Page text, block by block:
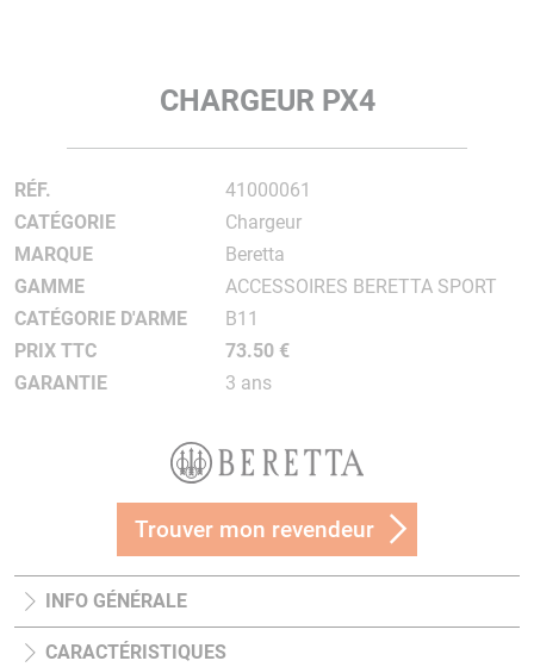
CHARGEUR PX4
RÉF.
41000061
CATÉGORIE
Chargeur
MARQUE
Beretta
GAMME
ACCESSOIRES BERETTA SPORT
CATÉGORIE D'ARME
B11
PRIX TTC
73.50 €
GARANTIE
3 ans
Trouver mon revendeur
INFO GÉNÉRALE
CARACTÉRISTIQUES